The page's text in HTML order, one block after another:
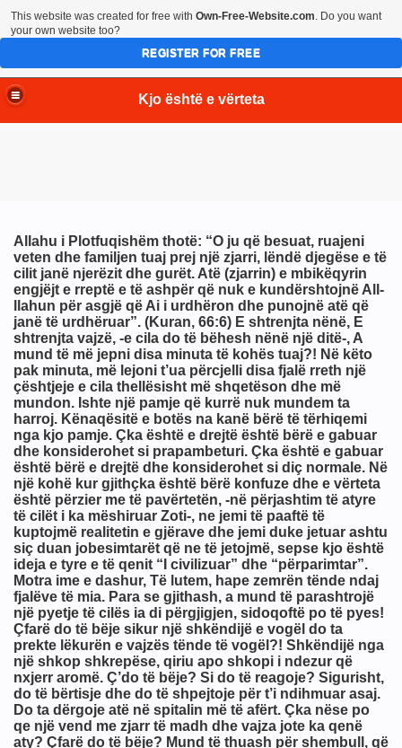
Kjo është e vërteta
Allahu i Plotfuqishëm thotë: “O ju që besuat, ruajeni
veten dhe familjen tuaj prej një zjarri, lëndë djegëse e të
cilit janë njerëzit dhe gurët. Atë (zjarrin) e mbikëqyrin
engjëjt e rreptë e të ashpër që nuk e kundërshtojnë All-
llahun për asgjë që Ai i urdhëron dhe punojnë atë që
janë të urdhëruar”. (Kuran, 66:6) E shtrenjta nënë, E
shtrenjta vajzë, -e cila do të bëhesh nënë një ditë-, A
mund të më jepni disa minuta të kohës tuaj?! Në këto
pak minuta, më lejoni t’ua përcjelli disa fjalë rreth një
çështjeje e cila thellësisht më shqetëson dhe më
mundon. Ishte një pamje që kurrë nuk mundem ta
harroj. Kënaqësitë e botës na kanë bërë të tërhiqemi
nga kjo pamje. Çka është e drejtë është bërë e gabuar
dhe konsiderohet si prapambeturi. Çka është e gabuar
është bërë e drejtë dhe konsiderohet si diç normale. Në
një kohë kur gjithçka është bërë konfuze dhe e vërteta
është përzier me të pavërtetën, -në përjashtim të atyre
të cilët i ka mëshiruar Zoti-, ne jemi të paaftë të
kuptojmë realitetin e gjërave dhe jemi duke jetuar ashtu
siç duan jobesimtarët që ne të jetojmë, sepse kjo është
ideja e tyre e të qenit “I civilizuar” dhe “përparimtar”.
Motra ime e dashur, Të lutem, hape zemrën tënde ndaj
fjalëve të mia. Para se gjithash, a mund të parashtrojë
një pyetje të cilës ia di përgjigjen, sidoqoftë po të pyes!
Çfarë do të bëje sikur një shkëndijë e vogël do ta
prekte lëkurën e vajzës tënde të vogël?! Shkëndijë nga
një shkop shkrepëse, qiriu apo shkopi i ndezur që
nxjerr aromë. Ç’do të bëje? Si do të reagoje? Sigurisht,
do të bërtisje dhe do të shpejtoje për t’i ndihmuar asaj.
Do ta dërgoje atë në spitalin më të afërt. Çka nëse po
qe një vend me zjarr të madh dhe vajza jote ka qenë
aty? Çfarë do të bëje? Mund të thuash për shembull, që
This website was created for free with Own-Free-Website.com. Do you want
your own website too?
REGISTER FOR FREE